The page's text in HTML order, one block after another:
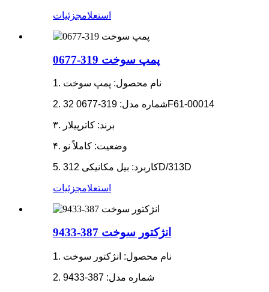
استعلامجزئیات
پمپ سوخت 319-0677
1. نام محصول: پمپ سوخت
2. شماره مدل: 319-0677 32F61-00014
۳. برند: کاترپیلار
۴. وضعیت: کاملاً نو
5. کاربرد: بیل مکانیکی 312D/313D
استعلامجزئیات
انژکتور سوخت 387-9433
1. نام محصول: انژکتور سوخت
2. شماره مدل: 387-9433